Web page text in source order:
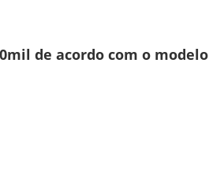
de acordo com o modelo